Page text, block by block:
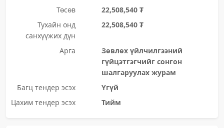
Төсөв
22,508,540 ₮
Тухайн онд
санхүүжих дүн
22,508,540 ₮
Арга
Зөвлөх үйлчилгээний
гүйцэтгэгчийг сонгон
шалгаруулах журам
Багц тендер эсэх
Үгүй
Цахим тендер эсэх
Тийм